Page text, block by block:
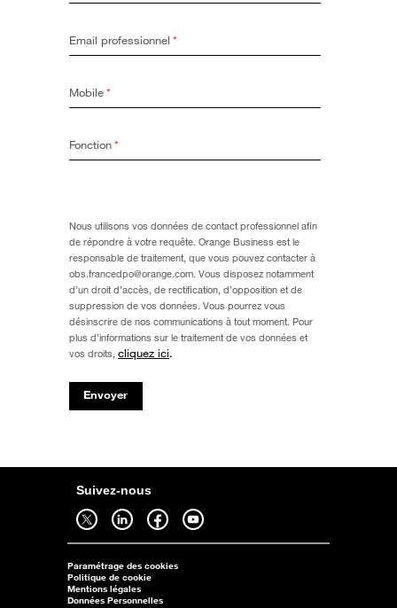
*
Email professionnel
*
Mobile
Nous utilisons vos données de contact professionnel afin
de répondre à votre requête. Orange Business est le
responsable de traitement, que vous pouvez contacter à
obs.francedpo@orange.com. Vous disposez notamment
d’un droit d’accès, de rectification, d’opposition et de
suppression de vos données. Vous pourrez vous
désinscrire de nos communications à tout moment. Pour
plus d’informations sur le traitement de vos données et
vos droits, cliquez ici.
*
Fonction
Envoyer
Suivez-nous
Suivez-nous sur twitter - ouverture dans un nouvel onglet Suivez-nous sur linkedin - ouverture dans un nouvel onglet Suivez-nous sur facebook - ouverture dans un nouvel onglet Suivez-nous sur youtube - ouverture dans un nouvel onglet
Paramétrage des cookies
Politique de cookie
Mentions légales
Données Personnelles